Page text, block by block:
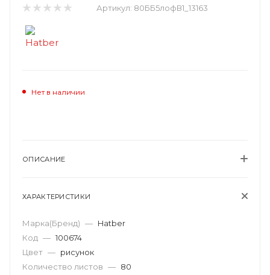
Артикул: 80ББ5лофВ1_13163
Нет в наличии
ОПИСАНИЕ
ХАРАКТЕРИСТИКИ
Марка(Бренд) — Hatber
Код — 100674
Цвет — рисунок
Количество листов — 80